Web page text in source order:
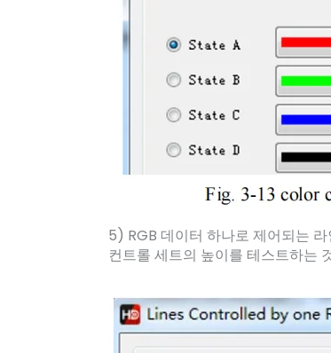
5) RGB 데이터 하나로 제어되는
컨트롤 세트의 높이를 테스트하는